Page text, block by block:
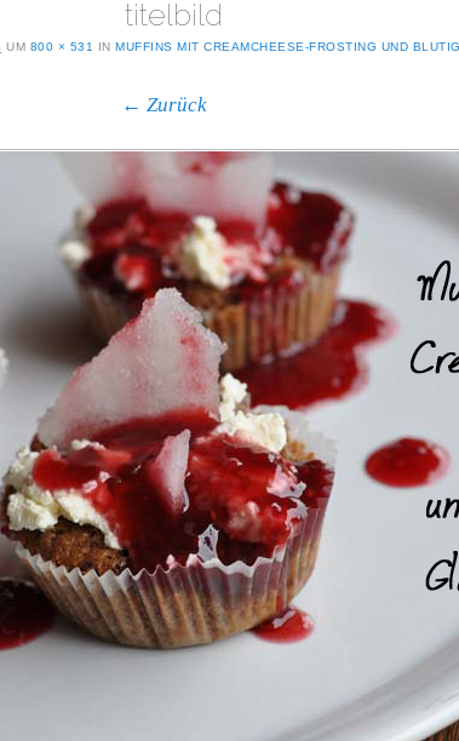
titelbild
UM 800 × 531 INMUFFINS MIT CREAMCHEESE-FROSTING UND
← Zurück